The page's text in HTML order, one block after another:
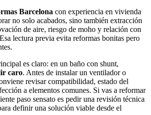
Barcelona con experiencia en vivienda
no solo acabados, sino también extracción
de aire, riesgo de moho y relación con
lectura previa evita reformas bonitas pero
es claro: en un baño con shunt,
caro. Antes de instalar un ventilador o
revisar compatibilidad, estado del
a elementos comunes. Si vas a reformar
paso sensato es pedir una revisión técnica
definir una solución viable desde el